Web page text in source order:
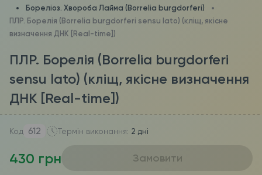
Бореліоз. Хвороба Лайма (Borrelia burgdorferi)
ПЛР. Борелія (Borrelia burgdorferі sensu lato) (кліщ, якісне
визначення ДНК [Real-time])
ПЛР. Борелія (Borrelia burgdorferі
sensu lato) (кліщ, якісне визначення
ДНК [Real-time])
Код 612 Термін виконання: 2 дні
430 грн Замовити